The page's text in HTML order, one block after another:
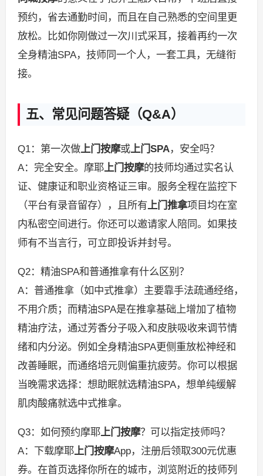
预约，省去通勤时间，而且在自己熟悉的空间里更
放松。比如你刚做过一次川式采耳，接着再约一次
全身精油SPA，技师同一个人，一套工具，无缝衔
接。
五、常见问题答疑（Q&A）
Q1：第一次做上门按摩或上门SPA，安全吗？
A：完全安全。摩耶上门按摩的技师均通过实名认
证、健康证和职业资格证三审。服务全程在监控下
（平台有录音留存），且所有上门推拿项目均在室
内私密空间进行。你还可以邀请家人陪同。如果技
师有不当言行，可立即投诉并封号。
Q2：精油SPA和普通推拿有什么区别？
A：普通推拿（如中式推拿）主要靠手法疏通经络，
不用介质；而精油SPA是在推拿基础上增加了植物
精油疗法，通过芳香分子吸入和皮肤吸收来调节情
绪和内分泌。例如全身精油SPA更侧重放松神经和
改善睡眠，而通络培元则偏重抗疲劳。你可以根据
当晚需求选择：想助眠就选精油SPA，想单纯缓解
肌肉酸痛就选中式推拿。
Q3：如何预约摩耶上门按摩？可以指定技师吗？
A：下载摩耶上门按摩App，注册后领取300元优惠
券。在首页选择你所在的城市，浏览附近的技师列